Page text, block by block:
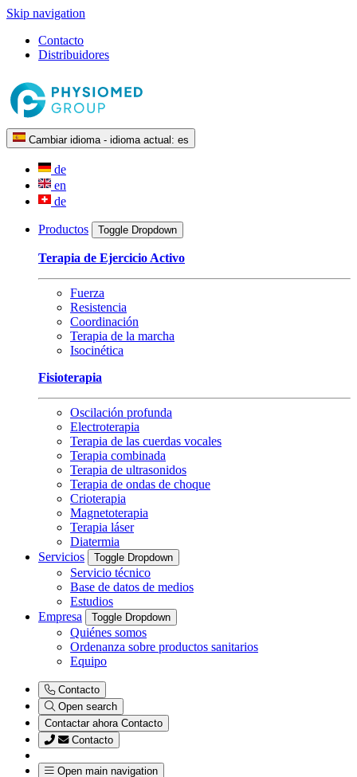
Skip navigation
Contacto
Distribuidores
Cambiar idioma - idioma actual: es
de
en
de
Productos Toggle Dropdown
Terapia de Ejercicio Activo
Fuerza
Resistencia
Coordinación
Terapia de la marcha
Isocinética
Fisioterapia
Oscilación profunda
Electroterapia
Terapia de las cuerdas vocales
Terapia combinada
Terapia de ultrasonidos
Terapia de ondas de choque
Crioterapia
Magnetoterapia
Terapia láser
Diatermia
Servicios
Toggle Dropdown
Servicio técnico
Base de datos de medios
Estudios
Empresa
Toggle Dropdown
Quiénes somos
Ordenanza sobre productos sanitarios
Equipo
Contacto
Open search
Contactar ahora Contacto
Contacto
Open main navigation